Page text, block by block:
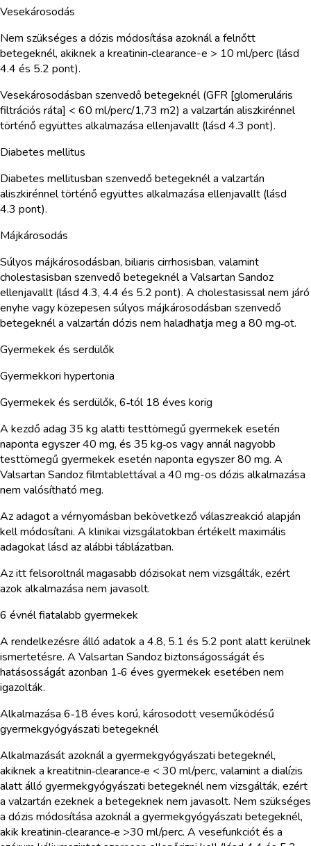
Vesekárosodás
Nem szükséges a dózis módosítása azoknál a felnőtt
betegeknél, akiknek a kreatinin‑clearance-e > 10 ml/perc (lásd
4.4 és 5.2 pont).
Vesekárosodásban szenvedő betegeknél (GFR [glomeruláris
filtrációs ráta] < 60 ml/perc/1,73 m2) a valzartán aliszkirénnel
történő együttes alkalmazása ellenjavallt (lásd 4.3 pont).
Diabetes mellitus
Diabetes mellitusban szenvedő betegeknél a valzartán
aliszkirénnel történő együttes alkalmazása ellenjavallt (lásd
4.3 pont).
Májkárosodás
Súlyos májkárosodásban, biliaris cirrhosisban, valamint
cholestasisban szenvedő betegeknél a Valsartan Sandoz
ellenjavallt (lásd 4.3, 4.4 és 5.2 pont). A cholestasissal nem járó
enyhe vagy közepesen súlyos májkárosodásban szenvedő
betegeknél a valzartán dózis nem haladhatja meg a 80 mg‑ot.
Gyermekek és serdülők
Gyermekkori hypertonia
Gyermekek és serdülők, 6‑tól 18 éves korig
A kezdő adag 35 kg alatti testtömegű gyermekek esetén
naponta egyszer 40 mg, és 35 kg‑os vagy annál nagyobb
testtömegű gyermekek esetén naponta egyszer 80 mg. A
Valsartan Sandoz filmtablettával a 40 mg-os dózis alkalmazása
nem valósítható meg.
Az adagot a vérnyomásban bekövetkező válaszreakció alapján
kell módosítani. A klinikai vizsgálatokban értékelt maximális
adagokat lásd az alábbi táblázatban.
Az itt felsoroltnál magasabb dózisokat nem vizsgálták, ezért
azok alkalmazása nem javasolt.
6 évnél fiatalabb gyermekek
A rendelkezésre álló adatok a 4.8, 5.1 és 5.2 pont alatt kerülnek
ismertetésre. A Valsartan Sandoz biztonságosságát és
hatásosságát azonban 1‑6 éves gyermekek esetében nem
igazolták.
Alkalmazása 6‑18 éves korú, károsodott veseműködésű
gyermekgyógyászati betegeknél
Alkalmazását azoknál a gyermekgyógyászati betegeknél,
akiknek a kreatitnin‑clearance‑e < 30 ml/perc, valamint a dialízis
alatt álló gyermekgyógyászati betegeknél nem vizsgálták, ezért
a valzartán ezeknek a betegeknek nem javasolt. Nem szükséges
a dózis módosítása azoknál a gyermekgyógyászati betegeknél,
akik kreatinin‑clearance‑e >30 ml/perc. A vesefunkciót és a